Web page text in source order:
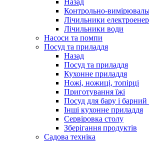
Назад
Контрольно-
Лічильники
Лічильники води
Насоси та помпи
Посуд та приладдя
Назад
Посуд та приладдя
Кухонне приладдя
Ножі, ножиці, топірці
Приготування їжі
Посуд для бару і барний
Інші кухонне приладдя
Сервіровка столу
Зберігання продуктів
Садова техніка